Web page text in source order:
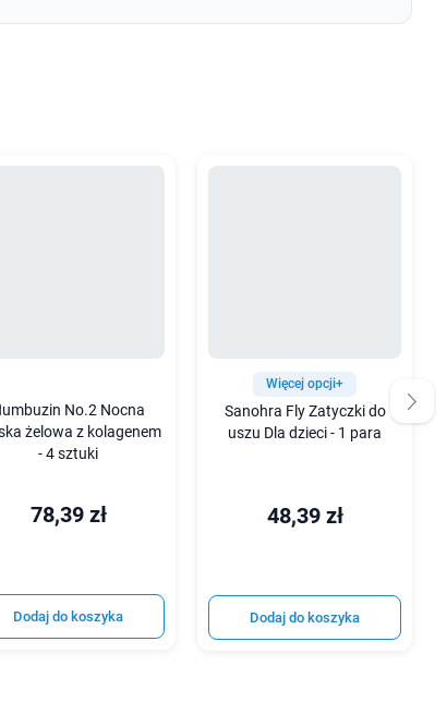
No.2 Nocna
żelowa z kolagenem
- 4 sztuki
78,39 zł
Dodaj do koszyka
Więcej opcji+
Sanohra Fly Zatyczki do
uszu Dla dzieci - 1 para
48,39 zł
Dodaj do koszyka